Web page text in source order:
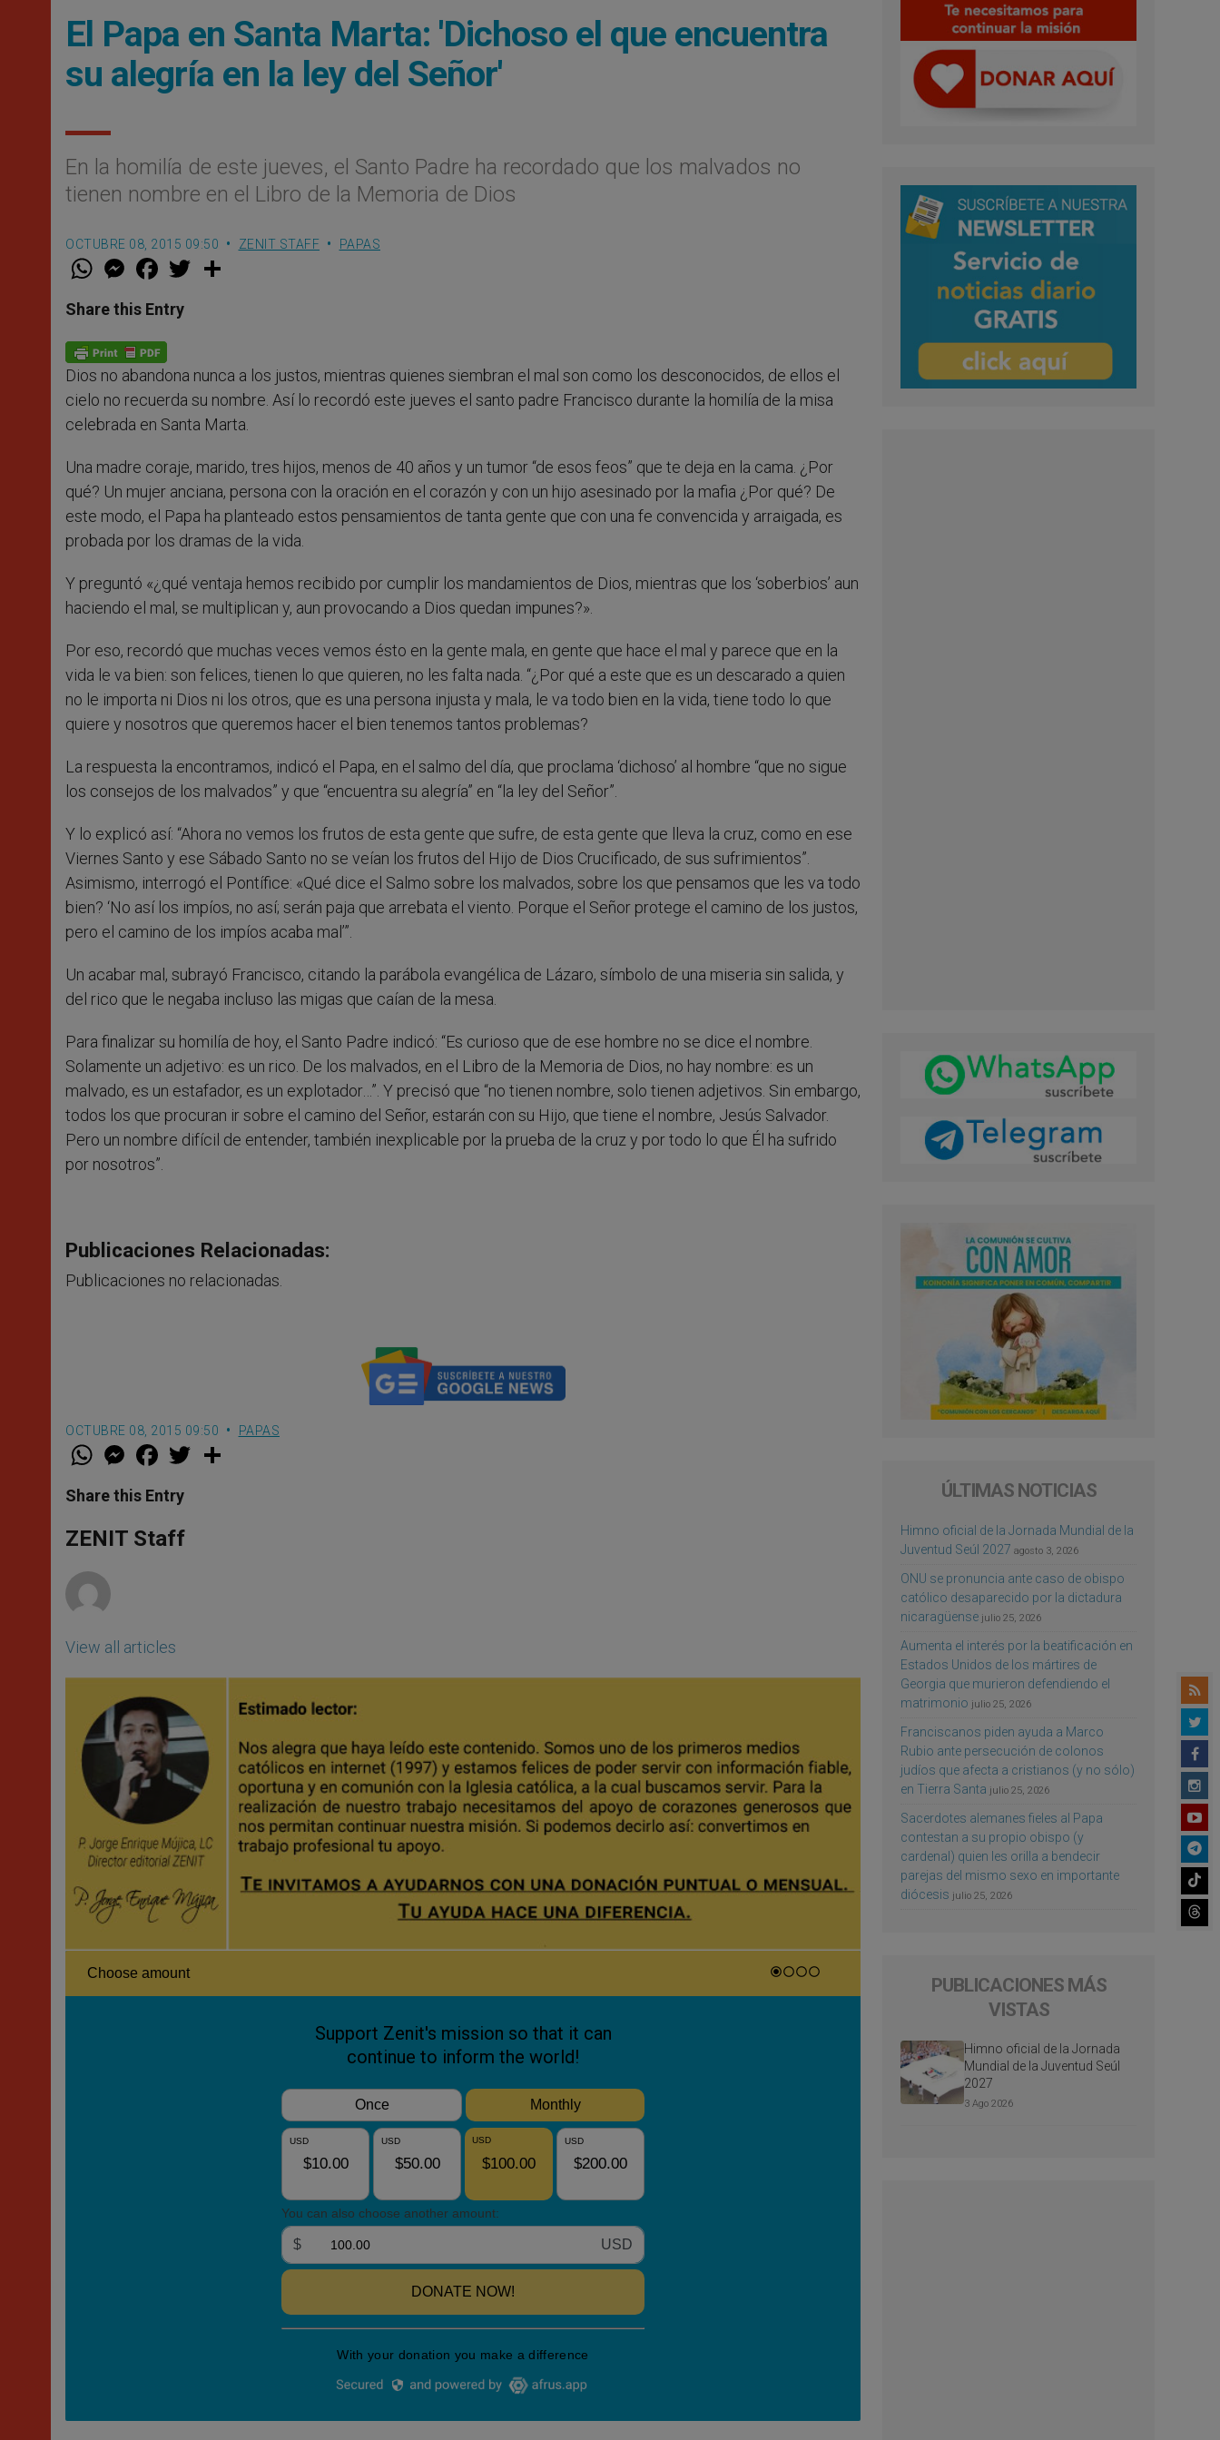
El Papa en Santa Marta: 'Dichoso el que encuentra
su alegría en la ley del Señor'
En la homilía de este jueves, el Santo Padre ha recordado que los malvados no
tienen nombre en el Libro de la Memoria de Dios
OCTUBRE 08, 2015 09:50 ZENIT STAFF PAPAS
W
t
s
p
p
M
e
s
e
g
e
r
F
a
e
b
o
k
w
Share this Entry
Dios no abandona nunca a los justos, mientras quienes siembran el mal son como los desconocidos, de ellos el
cielo no recuerda su nombre. Así lo recordó este jueves el santo padre Francisco durante la homilía de la misa
celebrada en Santa Marta.
Una madre coraje, marido, tres hijos, menos de 40 años y un tumor “de esos feos” que te deja en la cama. ¿Por
qué? Un mujer anciana, persona con la oración en el corazón y con un hijo asesinado por la mafia ¿Por qué? De
este modo, el Papa ha planteado estos pensamientos de tanta gente que con una fe convencida y arraigada, es
probada por los dramas de la vida.
Y preguntó «¿qué ventaja hemos recibido por cumplir los mandamientos de Dios, mientras que los ‘soberbios’ aun
haciendo el mal, se multiplican y, aun provocando a Dios quedan impunes?».
Por eso, recordó que muchas veces vemos ésto en la gente mala, en gente que hace el mal y parece que en la
vida le va bien: son felices, tienen lo que quieren, no les falta nada. “¿Por qué a este que es un descarado a quien
no le importa ni Dios ni los otros, que es una persona injusta y mala, le va todo bien en la vida, tiene todo lo que
quiere y nosotros que queremos hacer el bien tenemos tantos problemas?
La respuesta la encontramos, indicó el Papa, en el salmo del día, que proclama ‘dichoso’ al hombre “que no sigue
los consejos de los malvados” y que “encuentra su alegría” en “la ley del Señor”.
Y lo explicó así: “Ahora no vemos los frutos de esta gente que sufre, de esta gente que lleva la cruz, como en ese
Viernes Santo y ese Sábado Santo no se veían los frutos del Hijo de Dios Crucificado, de sus sufrimientos”.
Asimismo, interrogó el Pontífice: «Qué dice el Salmo sobre los malvados, sobre los que pensamos que les va todo
bien? ‘No así los impíos, no así; serán paja que arrebata el viento. Porque el Señor protege el camino de los justos,
pero el camino de los impíos acaba mal’”.
Un acabar mal, subrayó Francisco, citando la parábola evangélica de Lázaro, símbolo de una miseria sin salida, y
del rico que le negaba incluso las migas que caían de la mesa.
Para finalizar su homilía de hoy, el Santo Padre indicó: “Es curioso que de ese hombre no se dice el nombre.
Solamente un adjetivo: es un rico. De los malvados, en el Libro de la Memoria de Dios, no hay nombre: es un
malvado, es un estafador, es un explotador…”. Y precisó que “no tienen nombre, solo tienen adjetivos. Sin embargo,
todos los que procuran ir sobre el camino del Señor, estarán con su Hijo, que tiene el nombre, Jesús Salvador.
Pero un nombre difícil de entender, también inexplicable por la prueba de la cruz y por todo lo que Él ha sufrido
por nosotros”.
Publicaciones Relacionadas:
Publicaciones no relacionadas.
OCTUBRE 08, 2015 09:50 PAPAS
W
t
s
p
p
M
e
s
e
g
e
F
a
e
b
o
k
w
Share this Entry
ZENIT Staff
View all articles
ÚLTIMAS NOTICIAS
Himno oficial de la Jornada Mundial de la
Juventud Seúl 2027 agosto 3, 2026
ONU se pronuncia ante caso de obispo
católico desaparecido por la dictadura
nicaragüense julio 25, 2026
Aumenta el interés por la beatificación en
Estados Unidos de los mártires de
Georgia que murieron defendiendo el
matrimonio julio 25, 2026
Franciscanos piden ayuda a Marco
Rubio ante persecución de colonos
judíos que afecta a cristianos (y no sólo)
en Tierra Santa julio 25, 2026
Sacerdotes alemanes fieles al Papa
contestan a su propio obispo (y
cardenal) quien les orilla a bendecir
parejas del mismo sexo en importante
diócesis julio 25, 2026
PUBLICACIONES MÁS
VISTAS
Himno oficial de la Jornada
Mundial de la Juventud Seúl
2027
3 Ago 2026